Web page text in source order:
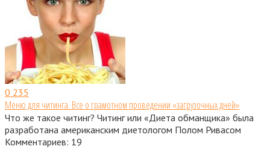
0 235
Меню для читинга. Все о грамотном проведении «загрузочных дней»
Что же такое читинг? Читинг или «Диета обманщика» была
разработана американским диетологом Полом Ривасом
Комментариев: 19